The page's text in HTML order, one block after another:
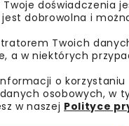
inicjatywy, które
ochronie
w tej sprawie jest
inauguracji
podczas
doświadczenia
dobrowolna i
Twoich
a w niektórych
o korzystaniu
osobowych, w
w naszej Polityce